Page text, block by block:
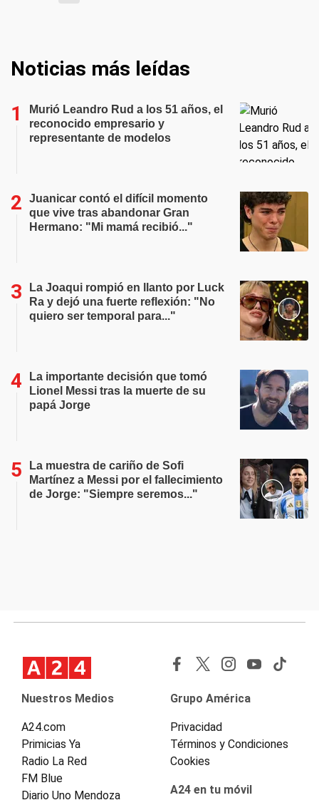
Noticias más leídas
Murió Leandro Rud a los 51 años, el
reconocido empresario y
representante de modelos
Juanicar contó el difícil momento
que vive tras abandonar Gran
Hermano: "Mi mamá recibió..."
La Joaqui rompió en llanto por Luck
Ra y dejó una fuerte reflexión: "No
quiero ser temporal para..."
La importante decisión que tomó
Lionel Messi tras la muerte de su
papá Jorge
La muestra de cariño de Sofi
Martínez a Messi por el fallecimiento
de Jorge: "Siempre seremos..."
Nuestros Medios
A24.com
Primicias Ya
Radio La Red
FM Blue
Diario Uno Mendoza
Grupo América
Privacidad
Términos y Condiciones
Cookies
A24 en tu móvil